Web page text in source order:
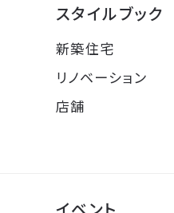
スタイルブック
新築住宅
リノベーション
店舗
イベント